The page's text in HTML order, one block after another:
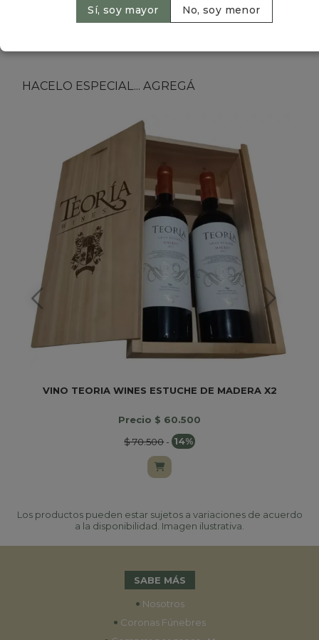
alto x 9cm de ancho. Ideal para regalar en
cualquier ocasiòn.
HACELO ESPECIAL... AGREGÁ
VINO TEORIA WINES ESTUCHE DE MADERA X2
Precio $ 60.500
$ 70.500- 14%
Los productos pueden estar sujetos a variaciones de acuerdo
a la disponibilidad. Imagen ilustrativa.
SABE MÁS
• Nosotros
• Coronas Fúnebres